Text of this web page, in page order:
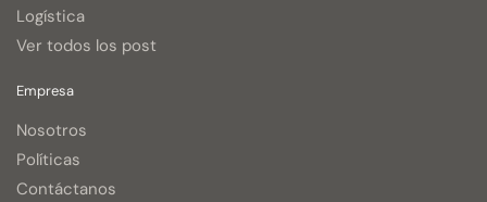
Logística
Ver todos los post
Empresa
Nosotros
Políticas
Contáctanos